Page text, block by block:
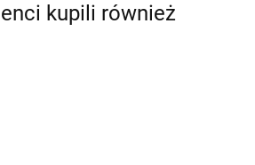
kupili również